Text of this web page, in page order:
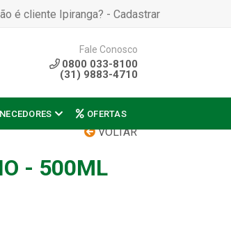
é cliente Ipiranga? - Cadastrar
Fale Conosco
0800 033-8100
(31) 9883-4710
OFERTAS
VOLTAR
- 500ML